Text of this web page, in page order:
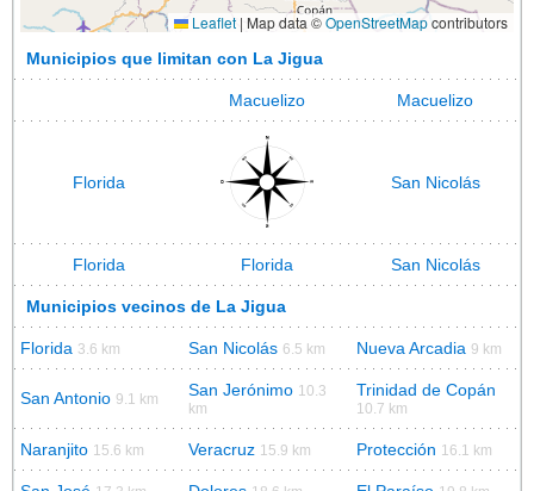
Leaflet | Map data ©OpenStreetMapcontributors
Municipios que limitan con La Jigua
Macuelizo Macuelizo
Florida San Nicolás
Florida Florida San Nicolás
Municipios vecinos de La Jigua
Florida 3.6 km San Nicolás 6.5 km Nueva Arcadia 9 km
San Antonio 9.1 km San Jerónimo 10.3
km
Trinidad de Copán
10.7 km
Naranjito 15.6 km Veracruz 15.9 km Protección 16.1 km